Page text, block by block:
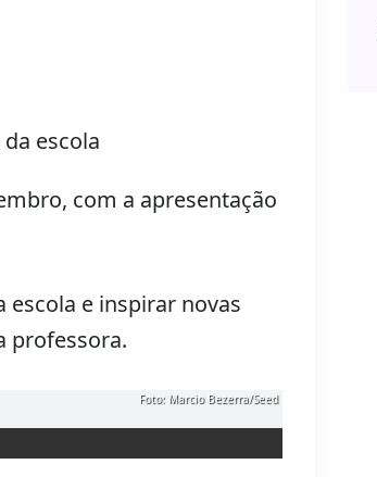
escola
com a apresentação
e inspirar novas
professora.
Foto: Marcio Bezerra/Seed